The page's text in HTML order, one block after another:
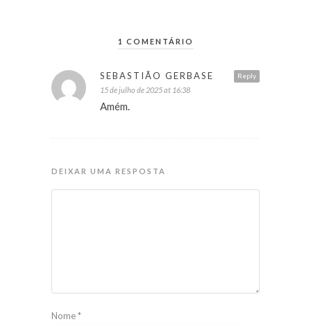
1 COMENTÁRIO
Reply
SEBASTIÃO GERBASE
15 de julho de 2025 at 16:38
Amém.
DEIXAR UMA RESPOSTA
Nome*